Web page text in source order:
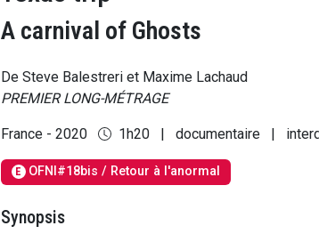
A carnival of Ghosts
De Steve Balestreri et Maxime Lachaud
PREMIER LONG-MÉTRAGE
France - 2020 1h20 | documentaire |
E OFNI#18bis / Retour à l'anormal
Synopsis